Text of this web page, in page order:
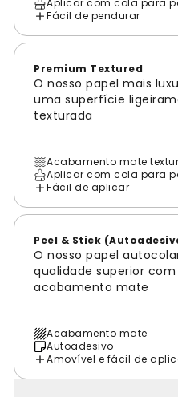
Aplicar com cola para
Fácil de pendurar
Premium Textured
O nosso papel mais
uma superfície
texturada
Acabamento mate
Aplicar com cola para
Fácil de aplicar
Peel & Stick
O nosso papel
qualidade superior
acabamento mate
Acabamento mate
Autoadesivo
Amovível e fácil de